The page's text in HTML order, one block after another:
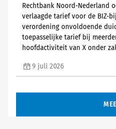
Rechtbank Noord-Nederland
verlaagde tarief voor de BIZ-
verordening onvoldoende
toepasselijke tarief bij
hoofdactiviteit van X onder
9 juli 2026